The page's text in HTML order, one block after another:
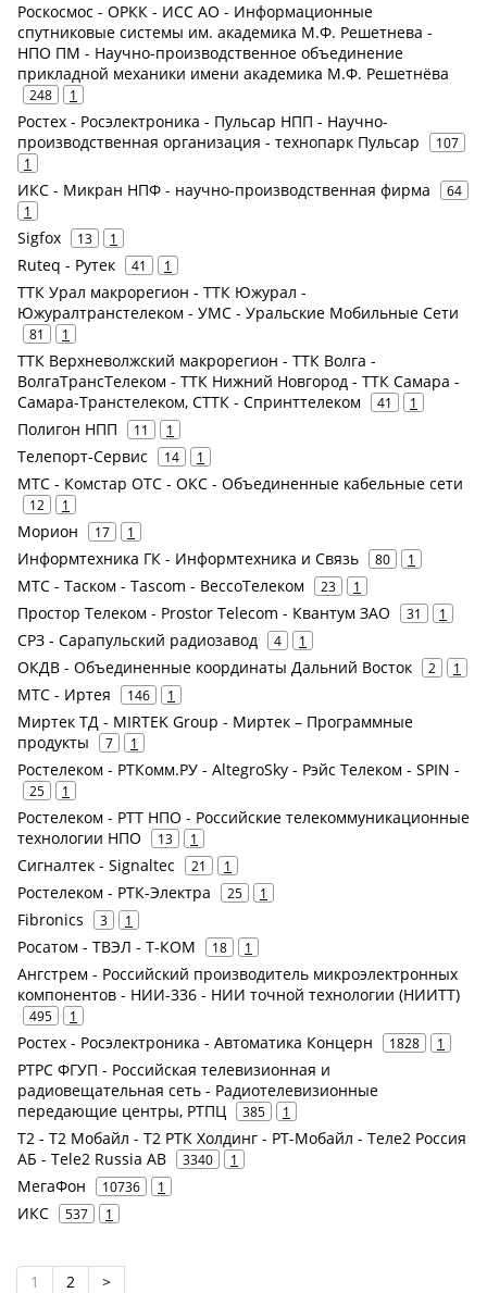
Роскосмос - ОРКК - ИСС АО - Информационные
спутниковые системы им. академика М.Ф. Решетнева -
НПО ПМ - Научно-производственное объединение
прикладной механики имени академика М.Ф. Решетнёва
248 1
Ростех - Росэлектроника - Пульсар НПП - Научно-
производственная организация - технопарк Пульсар
107
1
ИКС - Микран НПФ - научно-производственная фирма
64
1
Sigfox 13 1
Ruteq - Рутек 41 1
ТТК Урал макрорегион - ТТК Южурал -
Южуралтранстелеком - УМС - Уральские Мобильные Сети
81 1
ТТК Верхневолжский макрорегион - ТТК Волга -
ВолгаТрансТелеком - ТТК Нижний Новгород - ТТК Самара -
Самара-Транстелеком, СТТК - Спринттелеком
41 1
Полигон НПП 11 1
Телепорт-Сервис 14 1
МТС - Комстар ОТС - ОКС - Объединенные кабельные сети
12 1
Морион 17 1
Информтехника ГК - Информтехника и Связь 80 1
МТС - Таском - Tascom - ВессоТелеком 23 1
Простор Телеком - Prostor Telecom - Квантум ЗАО 31 1
СРЗ - Сарапульский радиозавод 4 1
ОКДВ - Объединенные координаты Дальний Восток 2 1
МТС - Иртея 146 1
Миртек ТД - MIRTEK Group - Миртек – Программные
продукты
7 1
Ростелеком - РТКомм.РУ - AltegroSky - Рэйс Телеком - SPIN -
25 1
Ростелеком - РТТ НПО - Российские телекоммуникационные
технологии НПО
13 1
Сигналтек - Signaltec 21 1
Ростелеком - РТК-Электра 25 1
Fibronics 3 1
Росатом - ТВЭЛ - Т-КОМ 18 1
Ангстрем - Российский производитель микроэлектронных
компонентов - НИИ-336 - НИИ точной технологии (НИИТТ)
495 1
Ростех - Росэлектроника - Автоматика Концерн 1828 1
РТРС ФГУП - Российская телевизионная и
радиовещательная сеть - Радиотелевизионные
передающие центры, РТПЦ
385 1
Т2 - Т2 Мобайл - Т2 РТК Холдинг - РТ-Мобайл - Теле2 Россия
АБ - Tele2 Russia AB
3340 1
МегаФон 10736 1
ИКС 537 1
1 2 >